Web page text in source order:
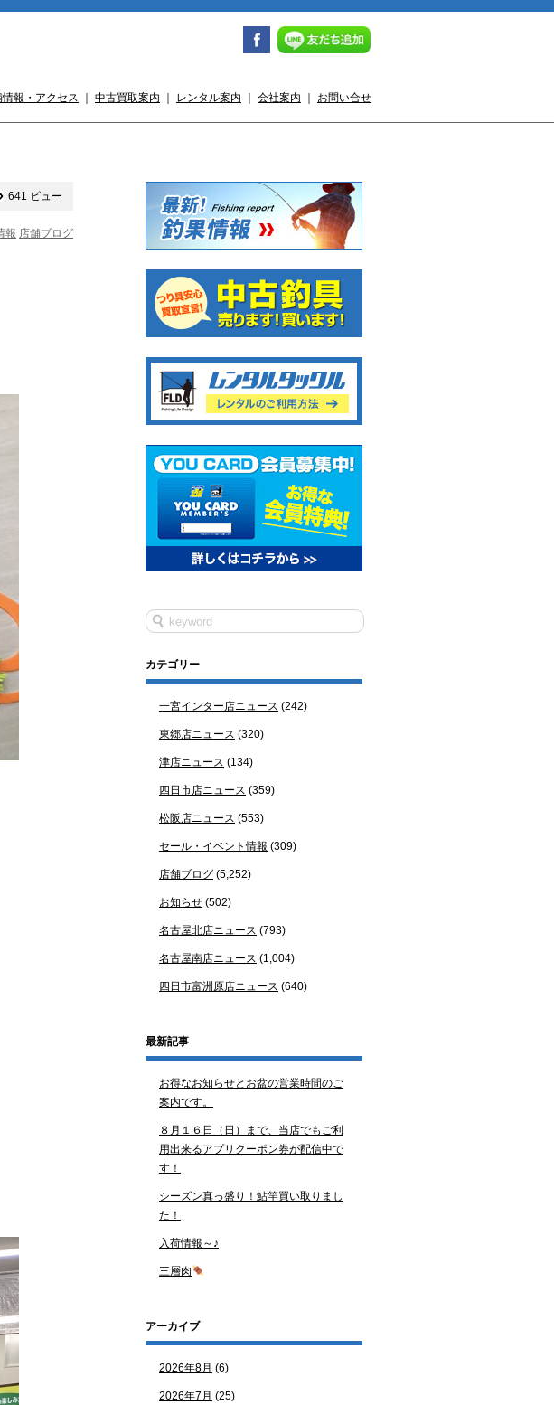
情報・アクセス 中古買取案内 レンタル案内 会社案内 お問い合せ
641 ビュー
報 店舗ブログ
カテゴリー
一宮インター店ニュース (242)
東郷店ニュース (320)
津店ニュース (134)
四日市店ニュース (359)
松阪店ニュース (553)
セール・イベント情報 (309)
店舗ブログ (5,252)
お知らせ (502)
名古屋北店ニュース (793)
名古屋南店ニュース (1,004)
四日市富洲原店ニュース (640)
最新記事
お得なお知らせとお盆の営業時間のご
案内です。
８月１６日（日）まで、当店でもご利
用出来るアプリクーポン券が配信中で
す！
シーズン真っ盛り！鮎竿買い取りまし
た！
入荷情報～♪
三層肉
アーカイブ
2026年8月 (6)
2026年7月 (25)